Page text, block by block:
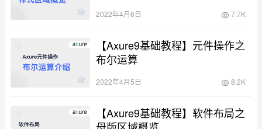
2022年4月6日 7.7K
【Axure9基础教程】元件操作之
布尔运算
2022年4月5日 8.2K
【Axure9基础教程】软件布局之